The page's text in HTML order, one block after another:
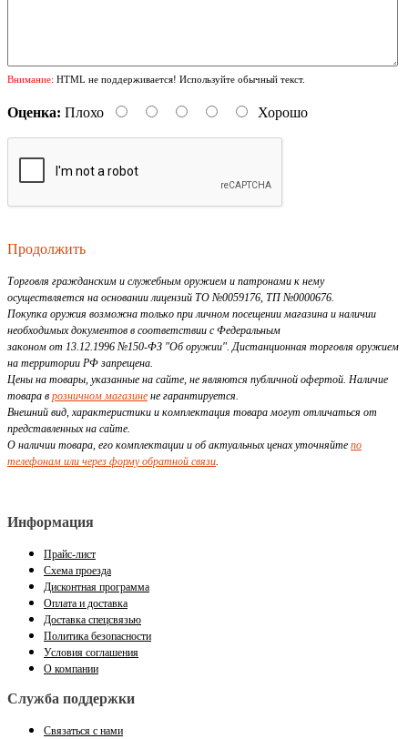
Внимание: HTML не поддерживается! Используйте обычный текст.
Оценка: Плохо Хорошо
Продолжить
Торговля гражданским и служебным оружием и патронами к нему
осуществляется на основании лицензий ТО №0059176, ТП №0000676.
Покупка оружия возможна только при личном посещении магазина и наличии
необходимых документов в соответствии с Федеральным
законом от 13.12.1996 №150-ФЗ "Об оружии". Дистанционная торговля оружием
на территории РФ запрещена.
Цены на товары, указанные на сайте, не являются публичной офертой. Наличие
товара в розничном магазине не гарантируется.
Внешний вид, характеристики и комплектация товара могут отличаться от
представленных на сайте.
О наличии товара, его комплектации и об актуальных ценах уточняйте по
телефонам или через форму обратной связи.
Информация
Прайс-лист
Схема проезда
Дисконтная программа
Оплата и доставка
Доставка спецсвязью
Политика безопасности
Условия соглашения
О компании
Служба поддержки
Связаться с нами